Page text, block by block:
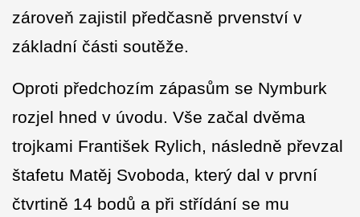
zároveň zajistil předčasně prvenství v
základní části soutěže.
Oproti předchozím zápasům se Nymburk
rozjel hned v úvodu. Vše začal dvěma
trojkami František Rylich, následně převzal
štafetu Matěj Svoboda, který dal v první
čtvrtině 14 bodů a při střídání se mu